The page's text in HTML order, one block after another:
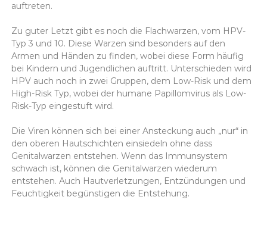
auftreten.
Zu guter Letzt gibt es noch die Flachwarzen, vom HPV-
Typ 3 und 10. Diese Warzen sind besonders auf den
Armen und Händen zu finden, wobei diese Form häufig
bei Kindern und Jugendlichen auftritt. Unterschieden wird
HPV auch noch in zwei Gruppen, dem Low-Risk und dem
High-Risk Typ, wobei der humane Papillomvirus als Low-
Risk-Typ eingestuft wird.
Die Viren können sich bei einer Ansteckung auch „nur“ in
den oberen Hautschichten einsiedeln ohne dass
Genitalwarzen entstehen. Wenn das Immunsystem
schwach ist, können die Genitalwarzen wiederum
entstehen. Auch Hautverletzungen, Entzündungen und
Feuchtigkeit begünstigen die Entstehung.